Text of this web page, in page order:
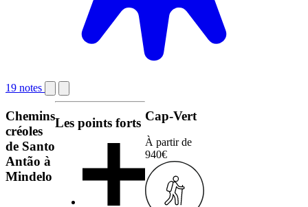
19 notes
Chemins
créoles
de Santo
Antão à
Mindelo
Les points forts Cap-Vert
À partir de
940€